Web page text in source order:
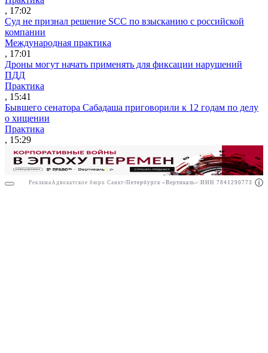
РекламаООО "Право.ру" ИНН: 7704835288
, 17:02
Суд не признал решение SCC по взысканию с российской
компании
Международная практика
, 17:01
Дроны могут начать применять для фиксации нарушений
ПДД
Практика
, 15:41
Бывшего сенатора Сабадаша приговорили к 12 годам по делу
о хищении
Практика
, 15:29
Реклама Адвокатское бюро Санкт-Петербурга «Вертикаль» ИНН 7841290773